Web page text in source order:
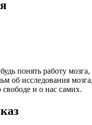
понять работу
об исследования
и о нас самих.